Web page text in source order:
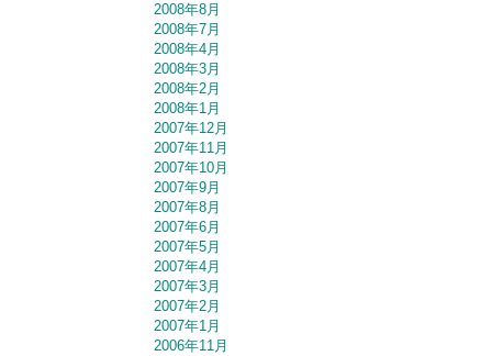
2008年8月
2008年7月
2008年4月
2008年3月
2008年2月
2008年1月
2007年12月
2007年11月
2007年10月
2007年9月
2007年8月
2007年6月
2007年5月
2007年4月
2007年3月
2007年2月
2007年1月
2006年11月